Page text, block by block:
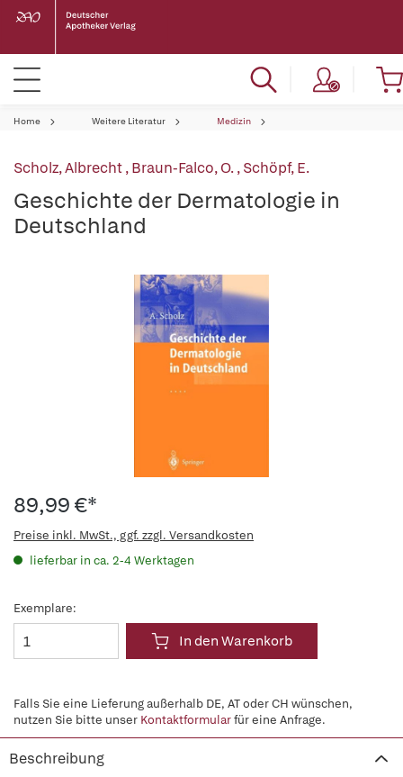
Home Weitere Literatur Medizin
Scholz, Albrecht,Braun-Falco, O.,Schöpf, E.
Geschichte der Dermatologie in
Deutschland
89,99 €*
Preise inkl. MwSt., ggf. zzgl. Versandkosten
lieferbar in ca. 2-4 Werktagen
Exemplare:
In den Warenkorb
Falls Sie eine Lieferung außerhalb DE, AT oder CH wünschen,
nutzen Sie bitte unser Kontaktformularfür eine Anfrage.
Beschreibung